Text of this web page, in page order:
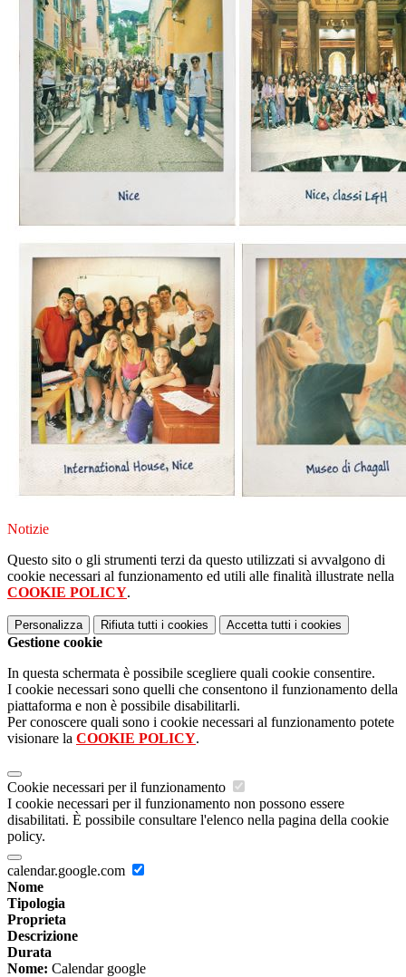
Notizie
Questo sito o gli strumenti terzi da questo utilizzati si avvalgono di
cookie necessari al funzionamento ed utili alle finalità illustrate nella
COOKIE POLICY.
Personalizza Rifiuta tutti i cookies Accetta tutti i cookies
Gestione cookie
In questa schermata è possibile scegliere quali cookie consentire.
I cookie necessari sono quelli che consentono il funzionamento della
piattaforma e non è possibile disabilitarli.
Per conoscere quali sono i cookie necessari al funzionamento potete
visionare la COOKIE POLICY.
Cookie necessari per il funzionamento
I cookie necessari per il funzionamento non possono essere
disabilitati. È possibile consultare l'elenco nella pagina della cookie
policy.
calendar.google.com
Nome
Tipologia
Proprieta
Descrizione
Durata
Nome: Calendar google